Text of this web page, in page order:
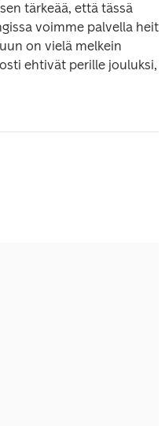
tärkeää, että tässä
voimme palvella heitä
on vielä melkein
ehtivät perille jouluksi,